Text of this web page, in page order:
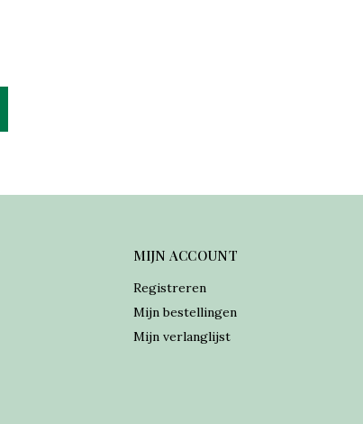
MIJN ACCOUNT
Registreren
Mijn bestellingen
Mijn verlanglijst